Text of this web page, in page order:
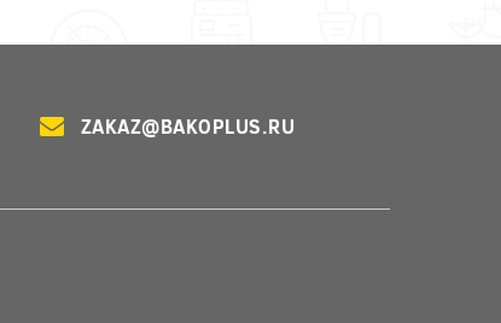
ZAKAZ@BAKOPLUS.RU